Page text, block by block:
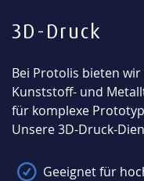
3D-Druck
Bei Protolis bieten
Kunststoff- und
für komplexe
Unsere 3D-Druck-
Geeignet für